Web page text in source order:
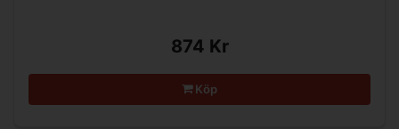
874 Kr
Köp